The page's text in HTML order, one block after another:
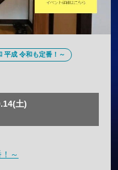
平成 令和も定番！～
土)
～